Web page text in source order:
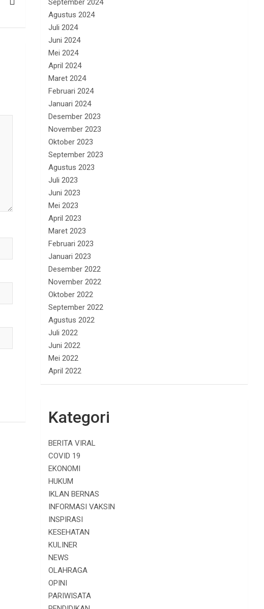
September 2024
Agustus 2024
Juli 2024
Juni 2024
Mei 2024
April 2024
Maret 2024
Februari 2024
Januari 2024
Desember 2023
November 2023
Oktober 2023
September 2023
Agustus 2023
Juli 2023
Juni 2023
Mei 2023
April 2023
Maret 2023
Februari 2023
Januari 2023
Desember 2022
November 2022
Oktober 2022
September 2022
Agustus 2022
Juli 2022
Juni 2022
Mei 2022
April 2022
Kategori
BERITA VIRAL
COVID 19
EKONOMI
HUKUM
IKLAN BERNAS
INFORMASI VAKSIN
INSPIRASI
KESEHATAN
KULINER
NEWS
OLAHRAGA
OPINI
PARIWISATA